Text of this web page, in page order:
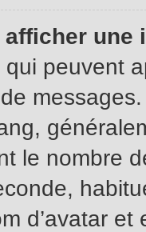
une
peuvent
le nombre
d’avatar